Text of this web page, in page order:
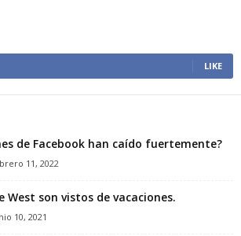
LIKE
de Facebook han caído fuertemente?
11, 2022
West son vistos de vacaciones.
10, 2021